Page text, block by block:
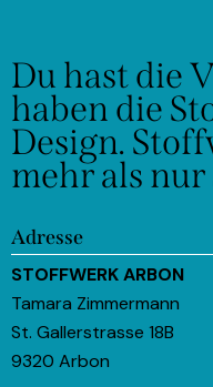
Du hast die
haben die
Design.
mehr als nur
Adresse
STOFFWERK ARBON
Tamara Zimmermann
St. Gallerstrasse 18B
9320 Arbon